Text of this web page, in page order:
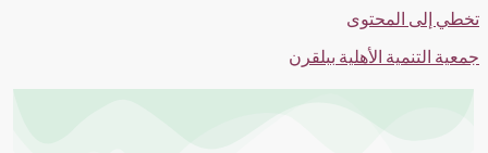
تخطي إلى المحتوى
جمعية التنمية الأهلية ببلقرن